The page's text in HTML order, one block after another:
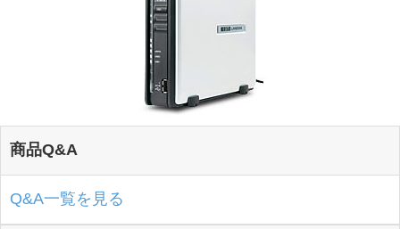
商品Q&A
Q&A一覧を見る